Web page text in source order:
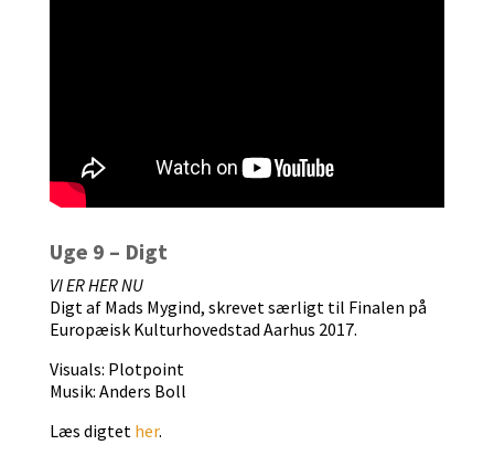
Uge 9 – Digt
VI ER HER NU
Digt af Mads Mygind, skrevet særligt til Finalen på
Europæisk Kulturhovedstad Aarhus 2017.
Visuals: Plotpoint
Musik: Anders Boll
Læs digtet her.